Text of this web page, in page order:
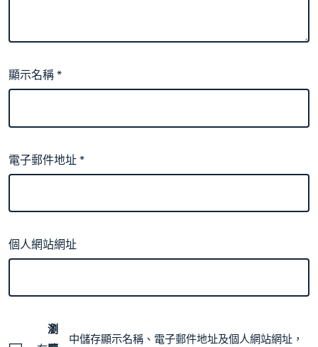
顯示名稱*
電子郵件地址*
個人網站網址
瀏
中儲存顯示名稱、電子郵件地址及個人網站網址，